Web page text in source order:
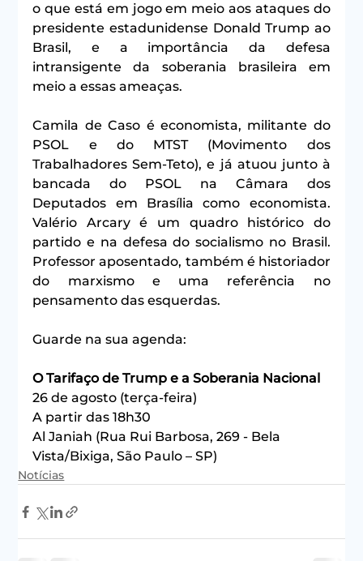
o que está em jogo em meio aos ataques do
presidente estadunidense Donald Trump ao
Brasil, e a importância da defesa
intransigente da soberania brasileira em
meio a essas ameaças.
Camila de Caso é economista, militante do
PSOL e do MTST (Movimento dos
Trabalhadores Sem-Teto), e já atuou junto à
bancada do PSOL na Câmara dos
Deputados em Brasília como economista.
Valério Arcary é um quadro histórico do
partido e na defesa do socialismo no Brasil.
Professor aposentado, também é historiador
do marxismo e uma referência no
pensamento das esquerdas.
Guarde na sua agenda:
O Tarifaço de Trump e a Soberania Nacional
26 de agosto (terça-feira)
A partir das 18h30
Al Janiah (Rua Rui Barbosa, 269 - Bela
Vista/Bixiga, São Paulo – SP)
Notícias